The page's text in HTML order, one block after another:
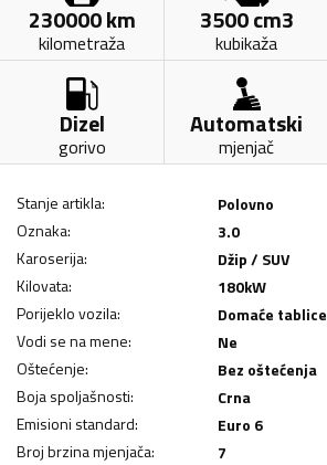
230000km
kilometraža
3500cm3
kubikaža
Dizel
gorivo
Automatski
mjenjač
Stanje artikla:
Polovno
Oznaka:
3.0
Karoserija:
Džip / SUV
Kilovata: 180kW
Porijeklo vozila:
Domaće tablice
Vodi se na mene:
Ne
Oštećenje:
Bez oštećenja
Boja spoljašnosti:
Crna
Emisioni standard:
Euro 6
Broj brzina mjenjača:
7